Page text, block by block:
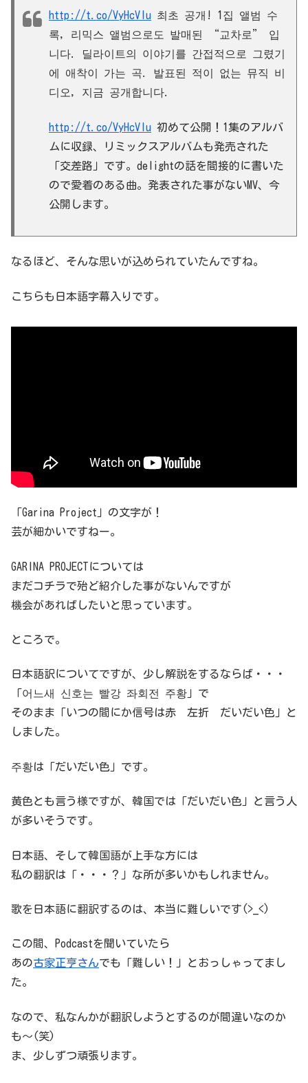
http://t.co/VyHcVlu 최초 공개! 1집 앨범 수
록, 리믹스 앨범으로도 발매된 “교차로” 입
니다. 딜라이트의 이야기를 간접적으로 그렸기
에 애착이 가는 곡. 발표된 적이 없는 뮤직 비
디오, 지금 공개합니다.
http://t.co/VyHcVlu 初めて公開！1集のアルバ
ムに収録、リミックスアルバムも発売された
「交差路」です。delightの話を間接的に書いた
ので愛着のある曲。発表された事がないMV、今
公開します。
なるほど、そんな思いが込められていたんですね。
こちらも日本語字幕入りです。
「Garina Project」の文字が！
芸が細かいですねー。
GARINA PROJECTについては
まだコチラで殆ど紹介した事がないんですが
機会があればしたいと思っています。
ところで。
日本語訳についてですが、少し解説をするならば・・・
「어느새 신호는 빨강 좌회전 주황」で
そのまま「いつの間にか信号は赤 左折 だいだい色」と
しました。
주황は「だいだい色」です。
黄色とも言う様ですが、韓国では「だいだい色」と言う人
が多いそうです。
日本語、そして韓国語が上手な方には
私の翻訳は「・・・？」な所が多いかもしれません。
歌を日本語に翻訳するのは、本当に難しいです(>_<)
この間、Podcastを聞いていたら
あの古家正亨さんでも「難しい！」とおっしゃってまし
た。
なので、私なんかが翻訳しようとするのが間違いなのか
も〜(笑)
ま、少しずつ頑張ります。